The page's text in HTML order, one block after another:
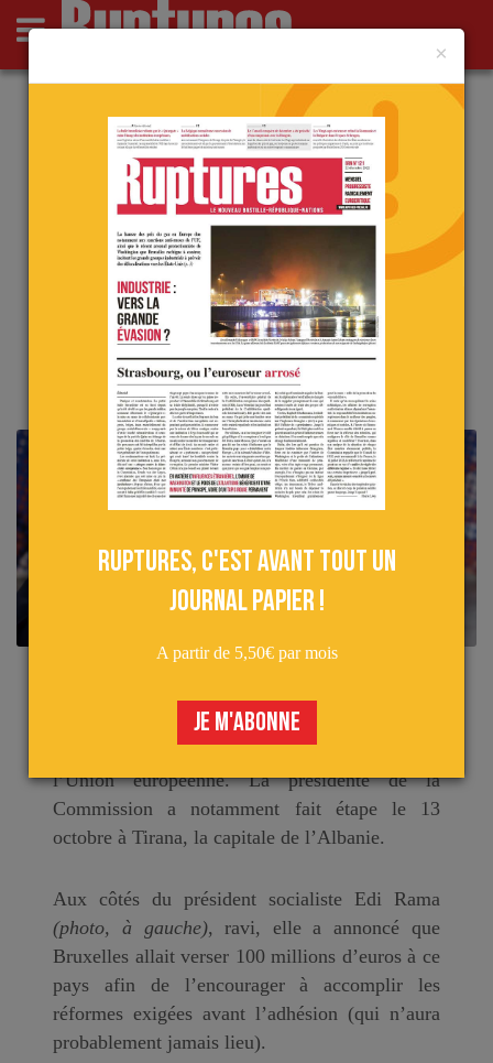
Actus Opinions
Point de Ruptures
Culture
Deutsch
Analyses
Austérité pour les peuples, mais
largesses bruxelloises…
le 27 octobre 2025
tournée dans les pays des Balkans, dont la
plupart sont officiellement candidats à rejoindre
l’Union européenne. La présidente de la
Commission a notamment fait étape le 13
octobre à Tirana, la capitale de l’Albanie.
Aux côtés du président socialiste Edi Rama
(photo, à gauche), ravi, elle a annoncé que
Bruxelles allait verser 100 millions d’euros à ce
pays afin de l’encourager à accomplir les
réformes exigées avant l’adhésion (qui n’aura
probablement jamais lieu).
×
Ruptures, c'est avant tout un
journal papier !
A partir de 5,50€ par mois
JE M'ABONNE